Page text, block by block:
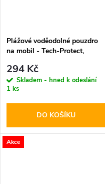
Plážové voděodolné pouzdro
na mobil - Tech-Protect,
294 Kč
Skladem - hned k odeslání
1 ks
DO KOŠÍKU
Akce